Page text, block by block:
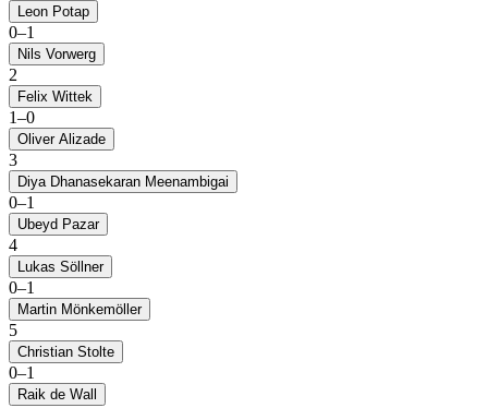
Leon Potap
0–1
Nils Vorwerg
2
Felix Wittek
1–0
Oliver Alizade
3
Diya Dhanasekaran Meenambigai
0–1
Ubeyd Pazar
4
Lukas Söllner
0–1
Martin Mönkemöller
5
Christian Stolte
0–1
Raik de Wall